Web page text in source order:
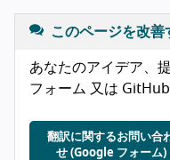
このページを改善
あなたのアイデア、
フォーム 又は
翻訳に関するお問い合
せ (Google フォーム)